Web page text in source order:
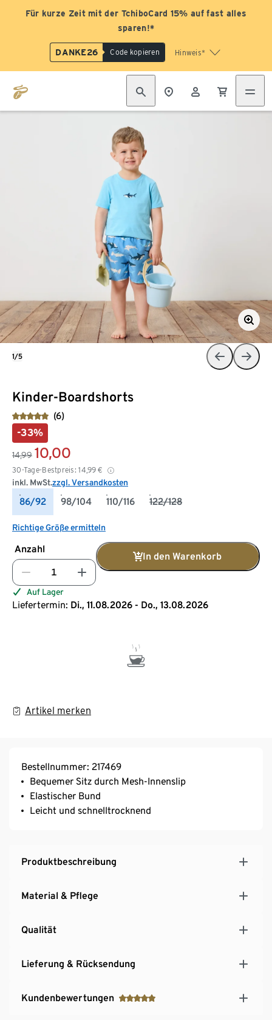
Für kurze Zeit mit der TchiboCard 15% auf fast alles
sparen!*
DANKE26 Code kopieren Hinweis*
Kinder-Boardshorts
(6)
-33%
14,99 10,00
30-Tage-Bestpreis: 14,99 €
inkl. MwSt.zzgl. Versandkosten
86/92 98/104 110/116 122/128
Richtige Größe ermitteln
Anzahl
In den Warenkorb
Auf Lager
Liefertermin: Di., 11.08.2026 - Do., 13.08.2026
Artikel merken
1/5
Bestellnummer: 217469
Bequemer Sitz durch Mesh-Innenslip
Elastischer Bund
Leicht und schnelltrocknend
Produktbeschreibung
Material & Pflege
Qualität
Lieferung & Rücksendung
Kundenbewertungen